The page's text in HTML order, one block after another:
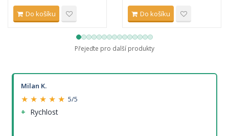
Do košíku Do košíku
Přejeďte pro další produkty
Milan K.
★ ★ ★ ★ ★ 5/5
Rychlost